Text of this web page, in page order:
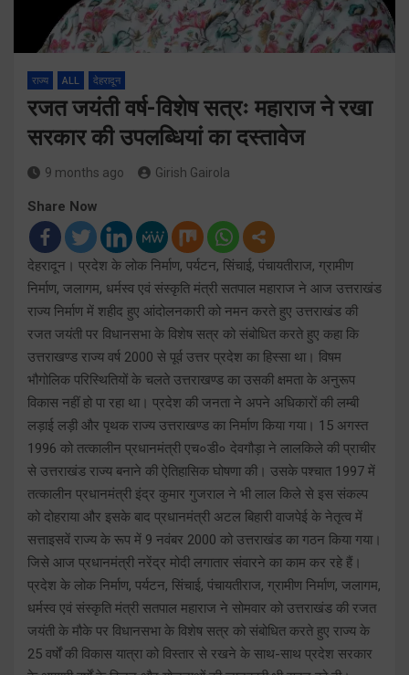
राज्य ALL देहरादून
रजत जयंती वर्ष-विशेष सत्रः महाराज ने रखा
सरकार की उपलब्धियां का दस्तावेज
9 months ago Girish Gairola
Share Now
देहरादून। प्रदेश के लोक निर्माण, पर्यटन, सिंचाई, पंचायतीराज, ग्रामीण
निर्माण, जलागम, धर्मस्व एवं संस्कृति मंत्री सतपाल महाराज ने आज उत्तराखंड
राज्य निर्माण में शहीद हुए आंदोलनकारी को नमन करते हुए उत्तराखंड की
रजत जयंती पर विधानसभा के विशेष सत्र को संबोधित करते हुए कहा कि
उत्तराखण्ड राज्य वर्ष 2000 से पूर्व उत्तर प्रदेश का हिस्सा था। विषम
भौगोलिक परिस्थितियों के चलते उत्तराखण्ड का उसकी क्षमता के अनुरूप
विकास नहीं हो पा रहा था। प्रदेश की जनता ने अपने अधिकारों की लम्बी
लड़ाई लड़ी और पृथक राज्य उत्तराखण्ड का निर्माण किया गया। 15 अगस्त
1996 को तत्कालीन प्रधानमंत्री एच०डी० देवगौड़ा ने लालकिले की प्राचीर
से उत्तराखंड राज्य बनाने की ऐतिहासिक घोषणा की। उसके पश्चात 1997 में
तत्कालीन प्रधानमंत्री इंद्र कुमार गुजराल ने भी लाल किले से इस संकल्प
को दोहराया और इसके बाद प्रधानमंत्री अटल बिहारी वाजपेई के नेतृत्व में
सत्ताइसवें राज्य के रूप में 9 नवंबर 2000 को उत्तराखंड का गठन किया गया।
जिसे आज प्रधानमंत्री नरेंद्र मोदी लगातार संवारने का काम कर रहे हैं।
प्रदेश के लोक निर्माण, पर्यटन, सिंचाई, पंचायतीराज, ग्रामीण निर्माण, जलागम,
धर्मस्व एवं संस्कृति मंत्री सतपाल महाराज ने सोमवार को उत्तराखंड की रजत
जयंती के मौके पर विधानसभा के विशेष सत्र को संबोधित करते हुए राज्य के
25 वर्षों की विकास यात्रा को विस्तार से रखने के साथ-साथ प्रदेश सरकार